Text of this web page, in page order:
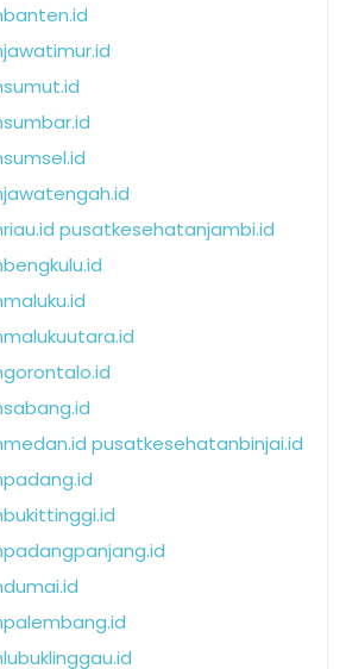
pusatkesehatanjambi.id
pusatkesehatanbinjai.id